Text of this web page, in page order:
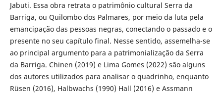
Jabuti. Essa obra retrata o patrimônio cultural Serra da
Barriga, ou Quilombo dos Palmares, por meio da luta pela
emancipação das pessoas negras, conectando o passado e o
presente no seu capítulo final. Nesse sentido, assemelha-se
ao principal argumento para a patrimonialização da Serra
da Barriga. Chinen (2019) e Lima Gomes (2022) são alguns
dos autores utilizados para analisar o quadrinho, enquanto
Rüsen (2016), Halbwachs (1990) Hall (2016) e Assmann